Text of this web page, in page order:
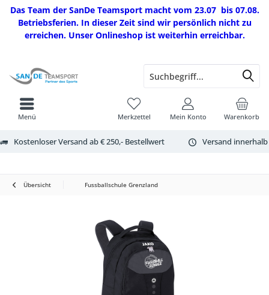
Das Team der SanDe Teamsport macht vom 23.07 bis 07.08.
Betriebsferien. In dieser Zeit sind wir persönlich nicht zu
erreichen. Unser Onlineshop ist weiterhin erreichbar.
Kostenloser Versand ab € 250,- Bestellwert Versand
Warenkorb
Merkzettel Mein Konto
Menü
Übersicht Fussballschule Grenzland